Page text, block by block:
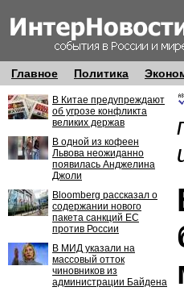
Главное Политика
В Китае предупреждают
об угрозе конфликта
великих держав
В одной из кофеен
Львова неожиданно
появилась Анджелина
Джоли
Bloomberg рассказал о
содержании нового
пакета санкций ЕС
против России
В МИД указали на
массовый отток
чиновников из
администрации Байдена